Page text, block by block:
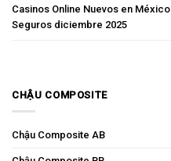
Casinos Online Nuevos en México
Seguros diciembre 2025
CHẬU COMPOSITE
Chậu Composite AB